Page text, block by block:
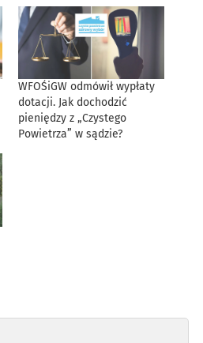
WFOŚiGW odmówił wypłaty
dotacji. Jak dochodzić
pieniędzy z „Czystego
Powietrza” w sądzie?